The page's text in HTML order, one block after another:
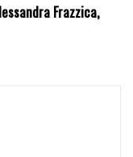
Frazzica,